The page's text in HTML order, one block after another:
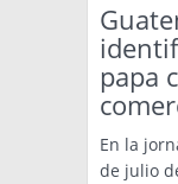
papa
En la
de julio